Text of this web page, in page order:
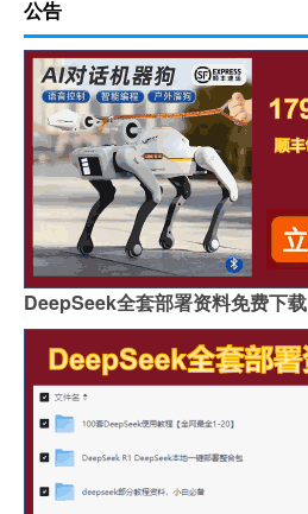
公告
DeepSeek全套部署资料免费下载